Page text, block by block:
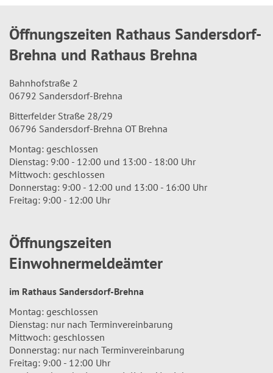
Öffnungszeiten Rathaus Sandersdorf-
Brehna und Rathaus Brehna
Bahnhofstraße 2
06792 Sandersdorf-Brehna
Bitterfelder Straße 28/29
06796 Sandersdorf-Brehna OT Brehna
Montag: geschlossen
Dienstag: 9:00 - 12:00 und 13:00 - 18:00 Uhr
Mittwoch: geschlossen
Donnerstag: 9:00 - 12:00 und 13:00 - 16:00 Uhr
Freitag: 9:00 - 12:00 Uhr
Öffnungszeiten
Einwohnermeldeämter
im Rathaus Sandersdorf-Brehna
Montag: geschlossen
Dienstag: nur nach Terminvereinbarung
Mittwoch: geschlossen
Donnerstag: nur nach Terminvereinbarung
Freitag: 9:00 - 12:00 Uhr